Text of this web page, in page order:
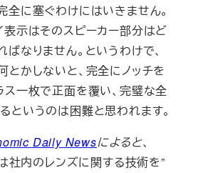
全に塞ぐわけにはいきません。
表示はそのスピーカー部分はど
なりません。というわけで、
とかしないと、完全にノッチを
ス一枚で正面を覆い、完璧な全
というのは困難と思われます。
Daily Newsによると、
内のレンズに関する技術を”